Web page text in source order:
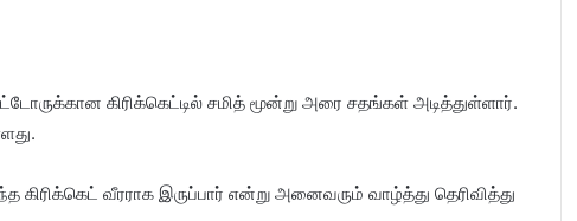
கிரிக்கெட்டில் சமித் மூன்று அரை சதங்கள் அடித்துள்ளார்.
வீரராக இருப்பார் என்று அனைவரும் வாழ்த்து தெரிவித்து